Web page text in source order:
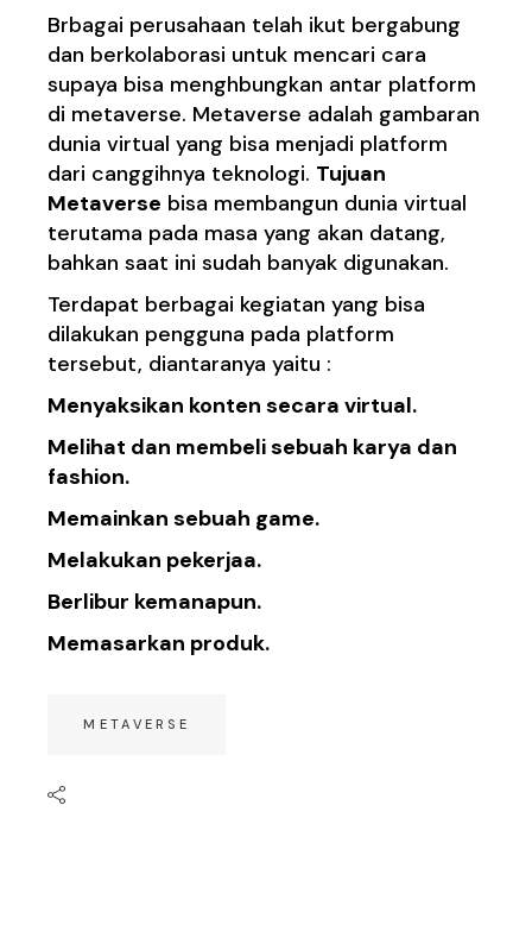
Brbagai perusahaan telah ikut bergabung
dan berkolaborasi untuk mencari cara
supaya bisa menghbungkan antar platform
di metaverse. Metaverse adalah gambaran
dunia virtual yang bisa menjadi platform
dari canggihnya teknologi. Tujuan
Metaverse bisa membangun dunia virtual
terutama pada masa yang akan datang,
bahkan saat ini sudah banyak digunakan.
Terdapat berbagai kegiatan yang bisa
dilakukan pengguna pada platform
tersebut, diantaranya yaitu :
Menyaksikan konten secara virtual.
Melihat dan membelisebuah karya dan
fashion.
Memainkan sebuah game.
Melakukan pekerjaa.
Berlibur kemanapun.
Memasarkan produk.
METAVERSE